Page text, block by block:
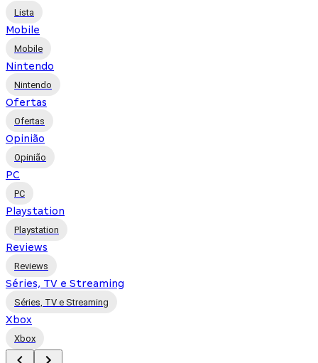
Lista
Mobile
Mobile
Nintendo
Nintendo
Ofertas
Ofertas
Opinião
Opinião
PC
PC
Playstation
Playstation
Reviews
Reviews
Séries, TV e Streaming
Séries, TV e Streaming
Xbox
Xbox